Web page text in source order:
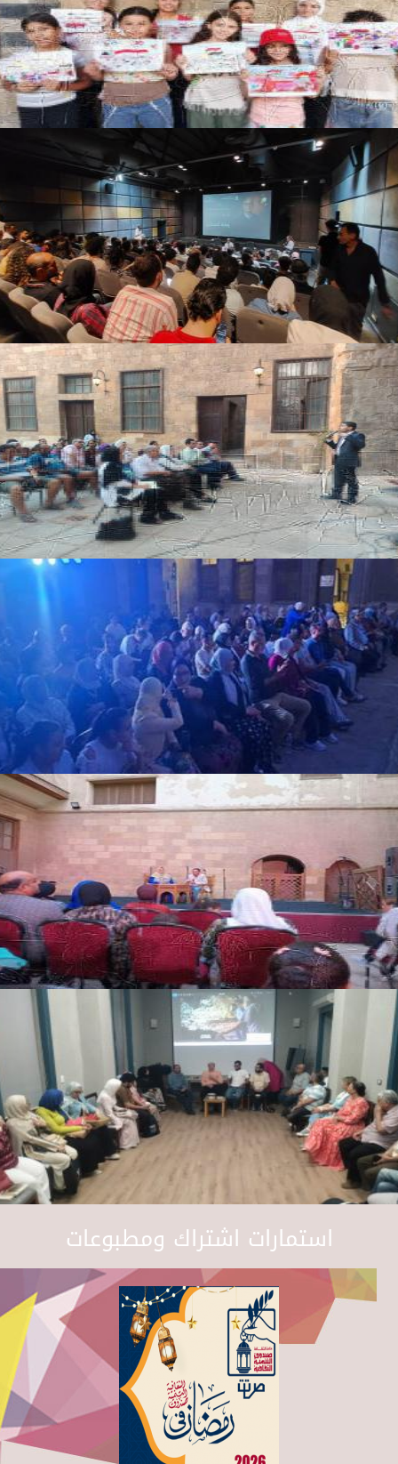
استمارات اشتراك ومطبوعات